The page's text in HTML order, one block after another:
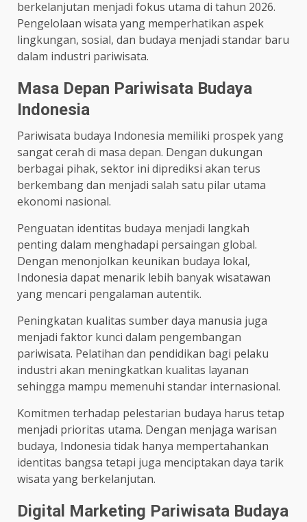
berkelanjutan menjadi fokus utama di tahun 2026.
Pengelolaan wisata yang memperhatikan aspek
lingkungan, sosial, dan budaya menjadi standar baru
dalam industri pariwisata.
Masa Depan Pariwisata Budaya
Indonesia
Pariwisata budaya Indonesia memiliki prospek yang
sangat cerah di masa depan. Dengan dukungan
berbagai pihak, sektor ini diprediksi akan terus
berkembang dan menjadi salah satu pilar utama
ekonomi nasional.
Penguatan identitas budaya menjadi langkah
penting dalam menghadapi persaingan global.
Dengan menonjolkan keunikan budaya lokal,
Indonesia dapat menarik lebih banyak wisatawan
yang mencari pengalaman autentik.
Peningkatan kualitas sumber daya manusia juga
menjadi faktor kunci dalam pengembangan
pariwisata. Pelatihan dan pendidikan bagi pelaku
industri akan meningkatkan kualitas layanan
sehingga mampu memenuhi standar internasional.
Komitmen terhadap pelestarian budaya harus tetap
menjadi prioritas utama. Dengan menjaga warisan
budaya, Indonesia tidak hanya mempertahankan
identitas bangsa tetapi juga menciptakan daya tarik
wisata yang berkelanjutan.
Digital Marketing Pariwisata Budaya